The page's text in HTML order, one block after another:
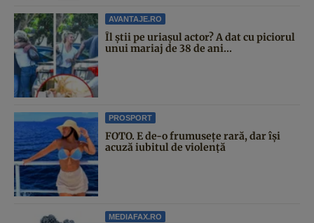
AVANTAJE.RO
Îl știi pe uriașul actor? A dat cu piciorul
unui mariaj de 38 de ani...
PROSPORT
FOTO. E de-o frumusețe rară, dar își
acuză iubitul de violență
MEDIAFAX.RO